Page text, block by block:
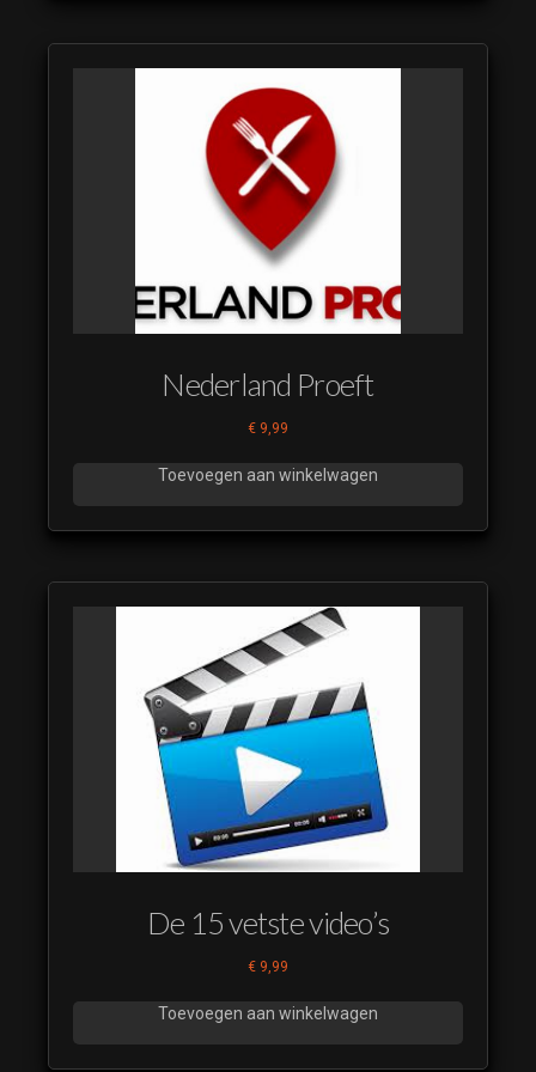
Nederland Proeft
€ 9,99
Toevoegen aan winkelwagen
De 15 vetste video’s
€ 9,99
Toevoegen aan winkelwagen